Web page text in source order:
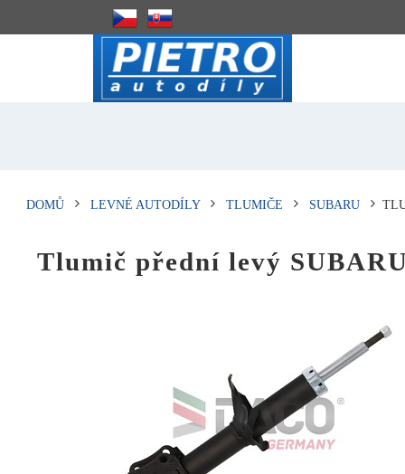
DOMŮ LEVNÉ AUTODÍLY TLUMIČE SUBARU
Tlumič přední levý